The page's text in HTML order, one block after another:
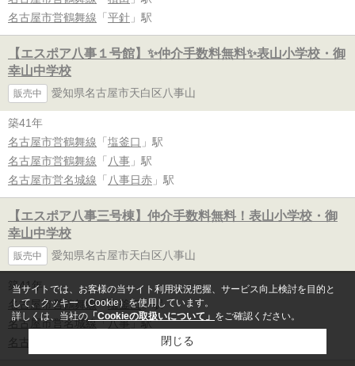
名古屋市営鶴舞線 「 平針 」駅
【エスポア八事１号館】✨️仲介手数料無料✨️表山小学校・御
幸山中学校
販売中 愛知県名古屋市天白区八事山
築41年
名古屋市営鶴舞線 「 塩釜口 」駅
名古屋市営鶴舞線 「 八事 」駅
名古屋市営名城線 「 八事日赤 」駅
【エスポア八事三号棟】仲介手数料無料！表山小学校・御
幸山中学校
販売中 愛知県名古屋市天白区八事山
築41年
名古屋市営鶴舞線「塩釜口」駅
名古屋市営名城線「八事」駅
名古屋市営鶴舞線
当サイトでは、お客様の当サイト利用状況把握、サービス向上検討を目的と
して、クッキー（Cookie）を使用しています。
詳しくは、当社の 「Cookieの取扱いについて」 をご確認ください。
閉じる